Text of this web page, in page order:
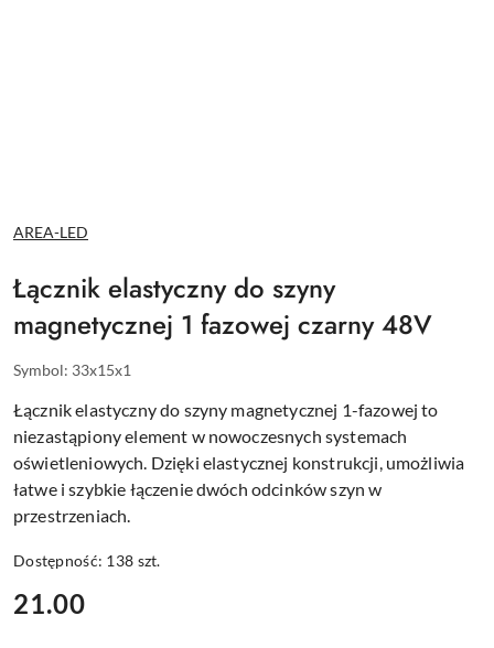
NAZWA
PRODUCENTA:
AREA-LED
Łącznik elastyczny do szyny
magnetycznej 1 fazowej czarny 48V
Symbol: 33x15x1
Łącznik elastyczny do szyny magnetycznej 1-fazowej to
niezastąpiony element w nowoczesnych systemach
oświetleniowych. Dzięki elastycznej konstrukcji, umożliwia
łatwe i szybkie łączenie dwóch odcinków szyn w
przestrzeniach.
Dostępność: 138 szt.
cena:
21.00